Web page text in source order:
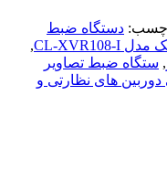
دستگاه ضبط
,
, ستگاه ضبط تصاویر
دوربین های نظارتی و